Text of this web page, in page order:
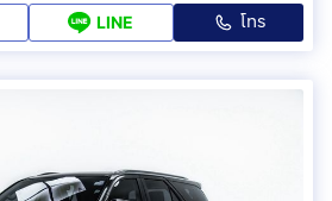
LINE โทร